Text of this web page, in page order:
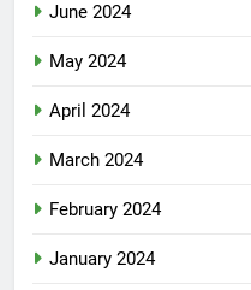
June 2024
May 2024
April 2024
March 2024
February 2024
January 2024